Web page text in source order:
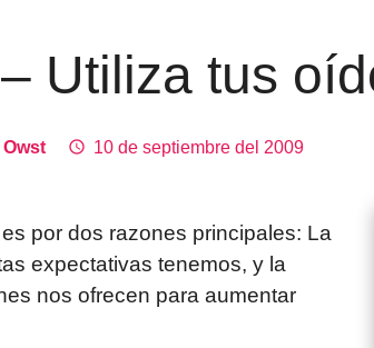
Utiliza tus
Owst access_time 10 de septiembre del 2009
por dos razones principales: La
expectativas tenemos, y la
nos ofrecen para aumentar